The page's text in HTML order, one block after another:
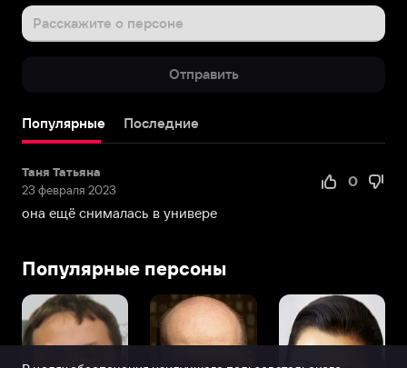
27
ноября
городе
Краснокаменск,
Отец
Анатолий
Боня
мать
–
Галина
Боня.
Расскажите о персоне
Отправить
Популярные Последние
Таня Татьяна
23 февраля 2023
0
она ещё снималась в универе
Популярные персоны